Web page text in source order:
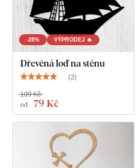
-28% VÝPRODEJ 🔥
Dřevěná loď na stěnu
(2)
od 79 Kč
109 Kč